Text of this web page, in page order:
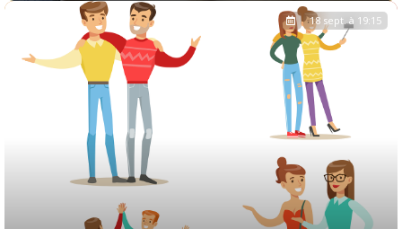
18 sept. à 19:15